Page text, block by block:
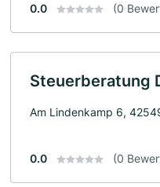
0.0 (0
Steuerberatung
Am Lindenkamp 6,
0.0 (0